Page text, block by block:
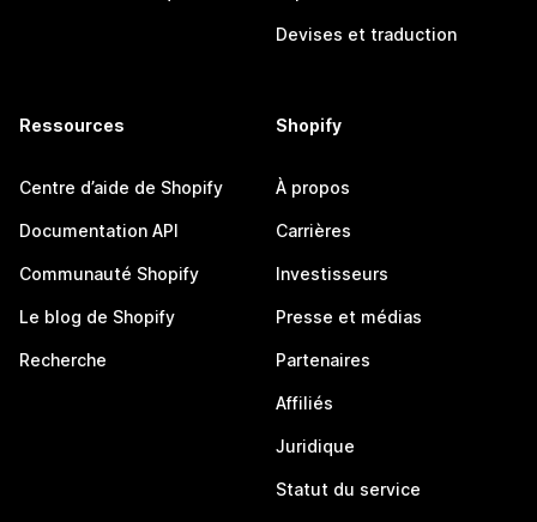
Devises et traduction
Ressources
Centre d’aide de Shopify
Documentation API
Communauté Shopify
Le blog de Shopify
Recherche
Shopify
À propos
Carrières
Investisseurs
Presse et médias
Partenaires
Affiliés
Juridique
Statut du service